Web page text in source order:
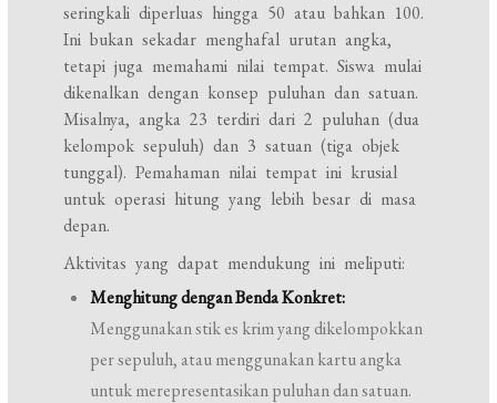
seringkali diperluas hingga 50 atau bahkan 100.
Ini bukan sekadar menghafal urutan angka,
tetapi juga memahami nilai tempat. Siswa mulai
dikenalkan dengan konsep puluhan dan satuan.
Misalnya, angka 23 terdiri dari 2 puluhan (dua
kelompok sepuluh) dan 3 satuan (tiga objek
tunggal). Pemahaman nilai tempat ini krusial
untuk operasi hitung yang lebih besar di masa
depan.
Aktivitas yang dapat mendukung ini meliputi:
Menghitung dengan Benda Konkret:
Menggunakan stik es krim yang dikelompokkan
per sepuluh, atau menggunakan kartu angka
untuk merepresentasikan puluhan dan satuan.